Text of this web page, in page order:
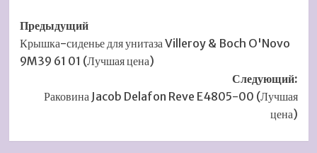
Навигация
записи
Предыдущий
Крышка-сиденье для унитаза Villeroy & Boch O'Novo
9M39 61 01 (Лучшая цена)
Следующий:
Раковина Jacob Delafon Reve E4805-00 (Лучшая
цена)